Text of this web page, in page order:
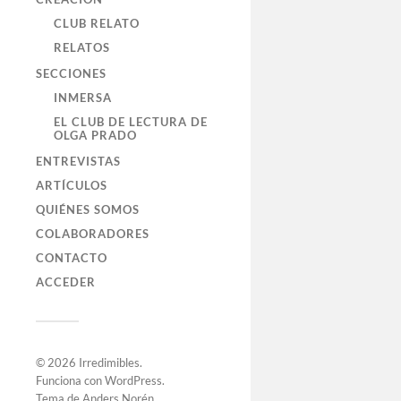
CLUB RELATO
RELATOS
SECCIONES
INMERSA
EL CLUB DE LECTURA DE
OLGA PRADO
ENTREVISTAS
ARTÍCULOS
QUIÉNES SOMOS
COLABORADORES
CONTACTO
ACCEDER
© 2026 Irredimibles.
Funciona conWordPress.
Tema de Anders Norén